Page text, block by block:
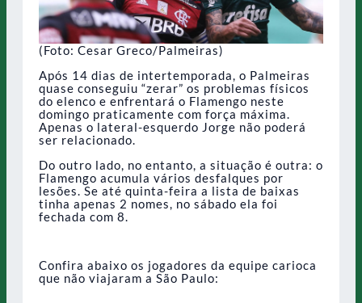
(Foto: Cesar Greco/Palmeiras)
Após 14 dias de intertemporada, o Palmeiras
quase conseguiu “zerar” os problemas físicos
do elenco e enfrentará o Flamengo neste
domingo praticamente com força máxima.
Apenas o lateral-esquerdo Jorge não poderá
ser relacionado.
Do outro lado, no entanto, a situação é outra: o
Flamengo acumula vários desfalques por
lesões. Se até quinta-feira a lista de baixas
tinha apenas 2 nomes, no sábado ela foi
fechada com 8.
Confira abaixo os jogadores da equipe carioca
que não viajaram a São Paulo: